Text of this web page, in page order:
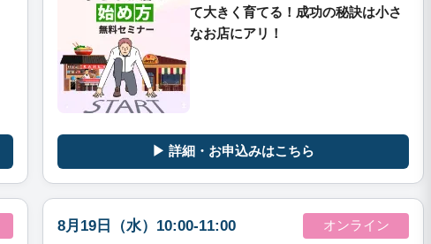
て大きく育てる！成功の秘訣は小さ
なお店にアリ！
▶ 詳細・お申込みはこちら
8月19日（水）10:00-11:00 オンライン